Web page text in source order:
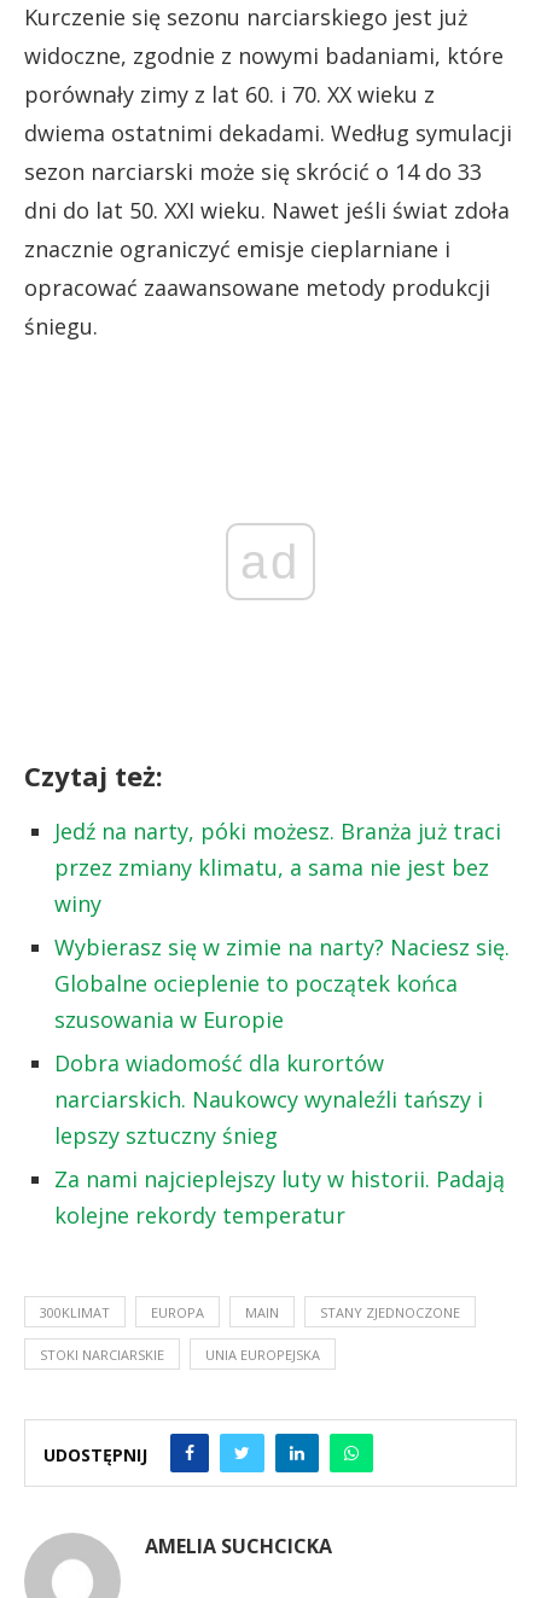
Kurczenie się sezonu narciarskiego jest już
widoczne, zgodnie z nowymi badaniami, które
porównały zimy z lat 60. i 70. XX wieku z
dwiema ostatnimi dekadami. Według symulacji
sezon narciarski może się skrócić o 14 do 33
dni do lat 50. XXI wieku. Nawet jeśli świat zdoła
znacznie ograniczyć emisje cieplarniane i
opracować zaawansowane metody produkcji
śniegu.
ad
Czytaj też:
Jedź na narty, póki możesz. Branża już traci
przez zmiany klimatu, a sama nie jest bez
winy
Wybierasz się w zimie na narty? Naciesz się.
Globalne ocieplenie to początek końca
szusowania w Europie
Dobra wiadomość dla kurortów
narciarskich. Naukowcy wynaleźli tańszy i
lepszy sztuczny śnieg
Za nami najcieplejszy luty w historii. Padają
kolejne rekordy temperatur
300KLIMAT EUROPA MAIN STANY ZJEDNOCZONE
STOKI NARCIARSKIE UNIA EUROPEJSKA
UDOSTĘPNIJ
AMELIA SUCHCICKA